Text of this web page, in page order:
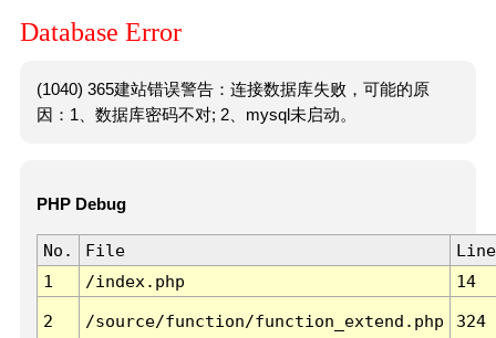
Database Error
(1040) 365建站错误警告：连接数据库失败，可能的原
因：1、数据库密码不对; 2、mysql未启动。
PHP Debug
No. File
Line
1
/index.php 14
2 /source/function/function_extend.php 324